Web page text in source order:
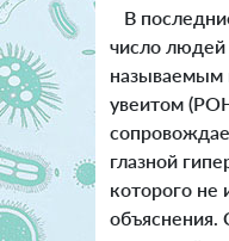
В
число людей
называемым
увеитом
глазной
которого не